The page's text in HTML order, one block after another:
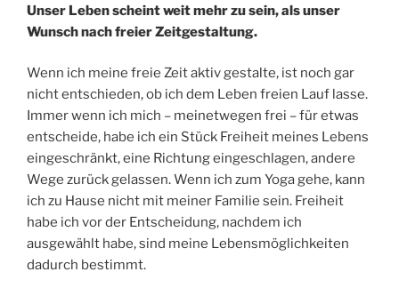
Unser Leben scheint weit mehr zu sein, als unser
Wunsch nach freier Zeitgestaltung.
Wenn ich meine freie Zeit aktiv gestalte, ist noch gar
nicht entschieden, ob ich dem Leben freien Lauf lasse.
Immer wenn ich mich – meinetwegen frei – für etwas
entscheide, habe ich ein Stück Freiheit meines Lebens
eingeschränkt, eine Richtung eingeschlagen, andere
Wege zurück gelassen. Wenn ich zum Yoga gehe, kann
ich zu Hause nicht mit meiner Familie sein. Freiheit
habe ich vor der Entscheidung, nachdem ich
ausgewählt habe, sind meine Lebensmöglichkeiten
dadurch bestimmt.